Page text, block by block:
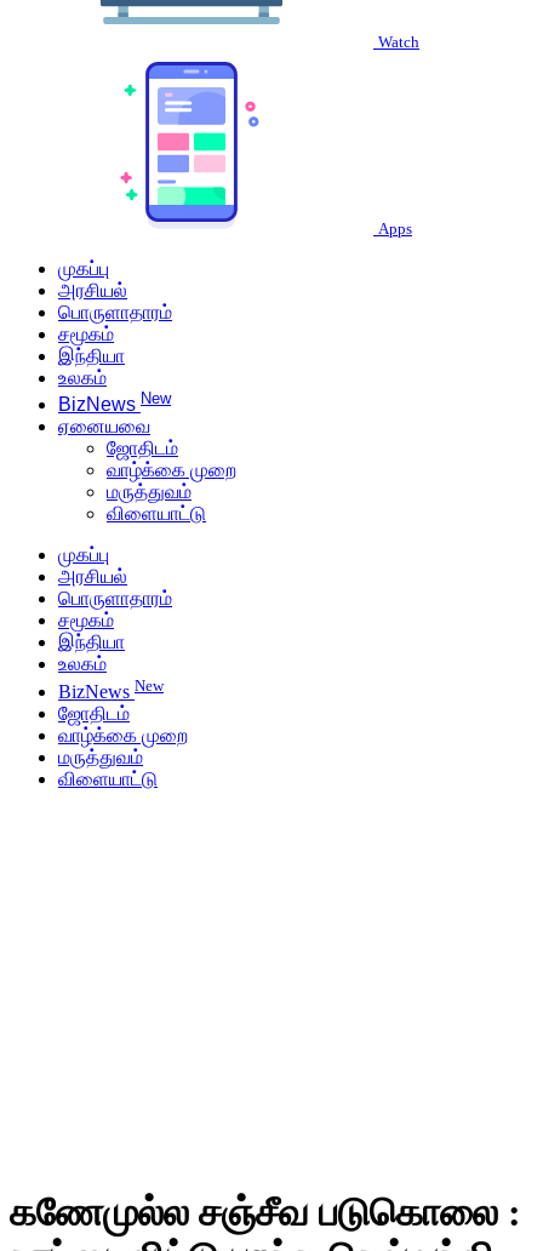
Watch
Apps
முகப்பு
அரசியல்
பொருளாதாரம்
சமூகம்
இந்தியா
உலகம்
BizNews New
ஏனையவை
ஜோதிடம்
வாழ்க்கை முறை
மருத்துவம்
விளையாட்டு
முகப்பு
அரசியல்
பொருளாதாரம்
சமூகம்
இந்தியா
உலகம்
BizNews New
ஜோதிடம்
வாழ்க்கை முறை
மருத்துவம்
விளையாட்டு
கணேமுல்ல சஞ்சீவ படுகொலை :